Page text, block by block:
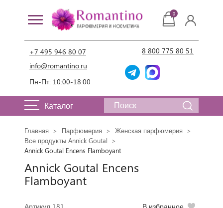
+7 495 946 80 07
info@romantino.ru
Пн-Пт: 10:00-18:00
8 800 775 80 51
0
Каталог
Главная Парфюмерия
Женская парфюмерия
Все продукты Annick Goutal
Annick Goutal Encens Flamboyant
Annick Goutal Encens
Flamboyant